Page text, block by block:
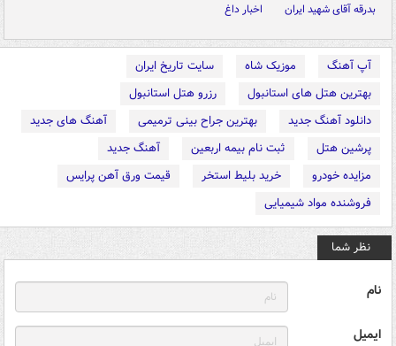
بدرقه آقای شهید ایران
اخبار داغ
آپ آهنگ موزیک شاه
سایت تاریخ ایران
بهترین هتل های استانبول
رزرو هتل استانبول
دانلود آهنگ جدید
بهترین جراح بینی ترمیمی
آهنگ های جدید
پرشین هتل
ثبت نام بیمه اربعین
آهنگ جدید
مزایده خودرو
خرید بلیط استخر
قیمت ورق آهن پرایس
فروشنده مواد شیمیایی
نظر شما
نام
ایمیل